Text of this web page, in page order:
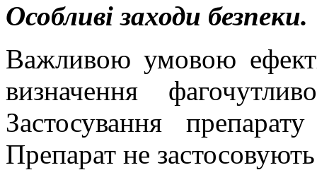
Особливі заходи безпеки.
Важливою умовою
визначення
Застосування
Препарат не